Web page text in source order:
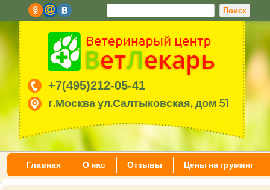
+7(495)212-05-41
г.Москва ул.Салтыковская, дом 51
Главная О нас Отзывы Цены на груминг